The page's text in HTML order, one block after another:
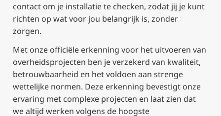
contact om je installatie te checken, zodat jij je kunt
richten op wat voor jou belangrijk is, zonder
zorgen.
Met onze officiële erkenning voor het uitvoeren van
overheidsprojecten ben je verzekerd van kwaliteit,
betrouwbaarheid en het voldoen aan strenge
wettelijke normen. Deze erkenning bevestigt onze
ervaring met complexe projecten en laat zien dat
we altijd werken volgens de hoogste